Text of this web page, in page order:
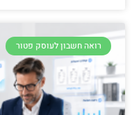
רואה חשבון לעוסק פטור